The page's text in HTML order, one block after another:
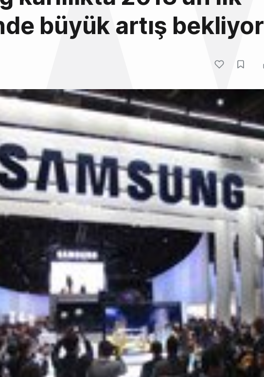
büyük artış bekliyor